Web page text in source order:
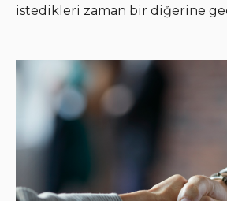
istedikleri zaman bir diğerine